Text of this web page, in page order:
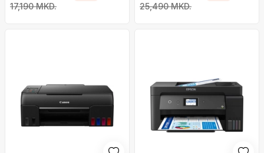
17,190 MKD. 25,490 MKD.